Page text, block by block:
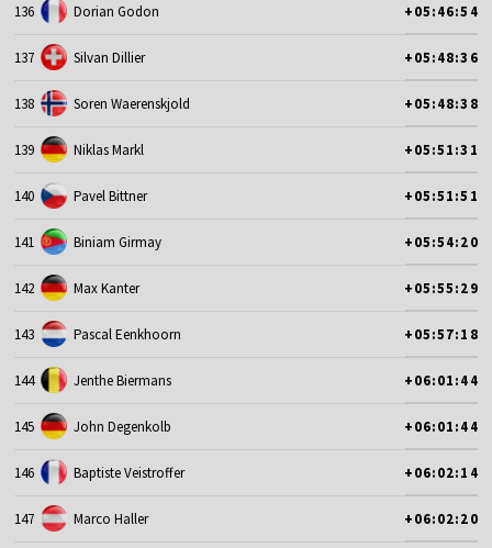
136 Dorian Godon +05:46:54
137 Silvan Dillier +05:48:36
138 Soren Waerenskjold +05:48:38
139 Niklas Markl +05:51:31
140 Pavel Bittner +05:51:51
141 Biniam Girmay +05:54:20
142 Max Kanter +05:55:29
143 Pascal Eenkhoorn +05:57:18
144 Jenthe Biermans +06:01:44
145 John Degenkolb +06:01:44
146 Baptiste Veistroffer +06:02:14
147 Marco Haller +06:02:20